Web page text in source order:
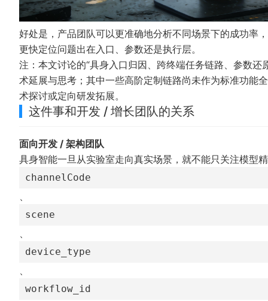
好处是，产品团队可以更准确地分析不同场景下的成功率
更快定位问题出在入口、参数还是执行层。
注：本文讨论的“具身入口归因、跨终端任务链路、参数
术延展与思考；其中一些高阶定制链路尚未作为标准功能
术探讨或定向研发拓展。
这件事和开发 / 增长团队的关系
面向开发 / 架构团队
具身智能一旦从实验室走向真实场景，就不能只关注模型
channelCode
、
scene
、
device_type
、
workflow_id